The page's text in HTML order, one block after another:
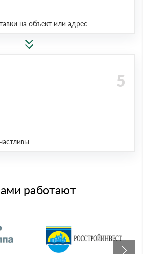
на объект или адрес
работают